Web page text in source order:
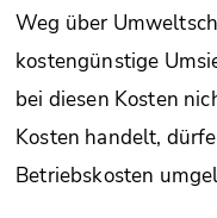
Weg über
kostengünstige
bei diesen Kosten
Kosten handelt,
Betriebskosten